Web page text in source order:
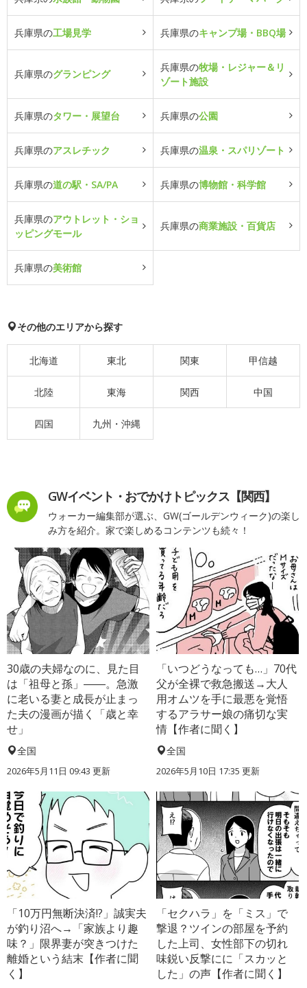
兵庫県の工場見学 兵庫県のキャンプ場・BBQ場
兵庫県のグランピング
兵庫県の牧場・レジャー＆リ
ゾート施設
兵庫県のタワー・展望台 兵庫県の公園
兵庫県のアスレチック 兵庫県の温泉・スパリゾート
兵庫県の道の駅・SA/PA 兵庫県の博物館・科学館
兵庫県のアウトレット・ショ
ッピングモール
兵庫県の商業施設・百貨店
兵庫県の美術館
その他のエリアから探す
北海道 東北 関東 甲信越
北陸 東海 関西 中国
四国 九州・沖縄
GWイベント・おでかけトピックス【関西】
ウォーカー編集部が選ぶ、GW(ゴールデンウィーク)の楽し
み方を紹介。家で楽しめるコンテンツも続々！
30歳の夫婦なのに、見た目
は「祖母と孫」――。急激
に老いる妻と成長が止まっ
た夫の漫画が描く「歳と幸
せ」
全国
2026年5月11日 09:43 更新
「いつどうなっても…」70代
父が全裸で救急搬送→大人
用オムツを手に最悪を覚悟
するアラサー娘の痛切な実
情【作者に聞く】
全国
2026年5月10日 17:35 更新
「10万円無断決済!?」誠実夫
が釣り沼へ→「家族より趣
味？」限界妻が突きつけた
離婚という結末【作者に聞
く】
「セクハラ」を「ミス」で
撃退？ツインの部屋を予約
した上司、女性部下の切れ
味鋭い反撃にに「スカッと
した」の声【作者に聞く】